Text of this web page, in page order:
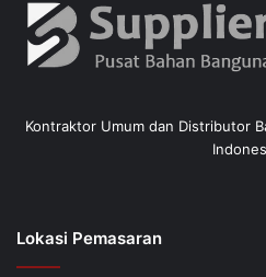
Kontraktor Umum dan Distributor
Lokasi Pemasaran